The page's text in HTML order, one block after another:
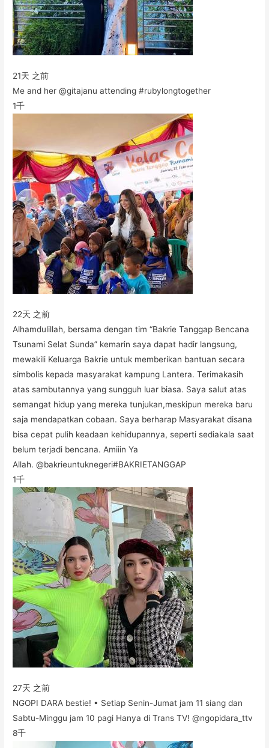
21天 之前
Me and her @gitajanu attending #rubylongtogether
1千
22天 之前
Alhamdulillah, bersama dengan tim “Bakrie Tanggap Bencana
Tsunami Selat Sunda” kemarin saya dapat hadir langsung,
mewakili Keluarga Bakrie untuk memberikan bantuan secara
simbolis kepada masyarakat kampung Lantera. Terimakasih
atas sambutannya yang sungguh luar biasa. Saya salut atas
semangat hidup yang mereka tunjukan,meskipun mereka baru
saja mendapatkan cobaan. Saya berharap Masyarakat disana
bisa cepat pulih keadaan kehidupannya, seperti sediakala saat
belum terjadi bencana. Amiiin Ya
Allah. @bakrieuntuknegeri#BAKRIETANGGAP
1千
27天 之前
NGOPI DARA bestie! • Setiap Senin-Jumat jam 11 siang dan
Sabtu-Minggu jam 10 pagi Hanya di Trans TV! @ngopidara_ttv
8千